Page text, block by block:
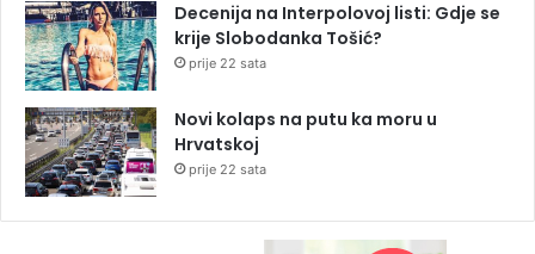
Decenija na Interpolovoj listi: Gdje se
krije Slobodanka Tošić?
prije 22 sata
Novi kolaps na putu ka moru u
Hrvatskoj
prije 22 sata